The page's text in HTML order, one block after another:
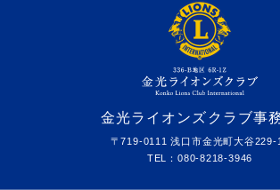
金光ライオンズクラブ事
〒719-0111 浅口市金光町大谷229-
TEL：080-8218-3946